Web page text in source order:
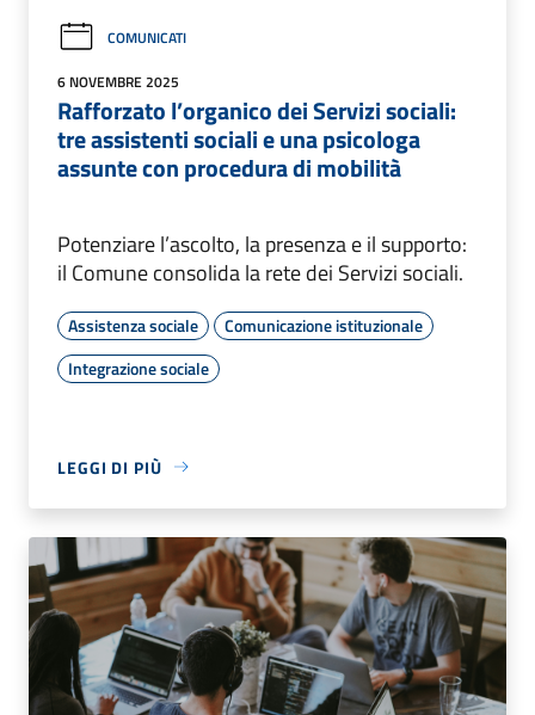
COMUNICATI
6 NOVEMBRE 2025
Rafforzato l’organico dei Servizi sociali:
tre assistenti sociali e una psicologa
assunte con procedura di mobilità
Potenziare l’ascolto, la presenza e il supporto:
il Comune consolida la rete dei Servizi sociali.
Assistenza sociale
Comunicazione istituzionale
Integrazione sociale
LEGGI DI PIÙ